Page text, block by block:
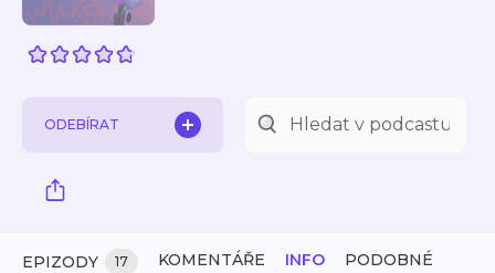
ODEBÍRAT
EPIZODY 17 KOMENTÁŘE INFO PODOBNÉ